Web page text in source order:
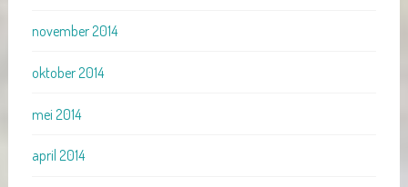
november 2014
oktober 2014
mei 2014
april 2014